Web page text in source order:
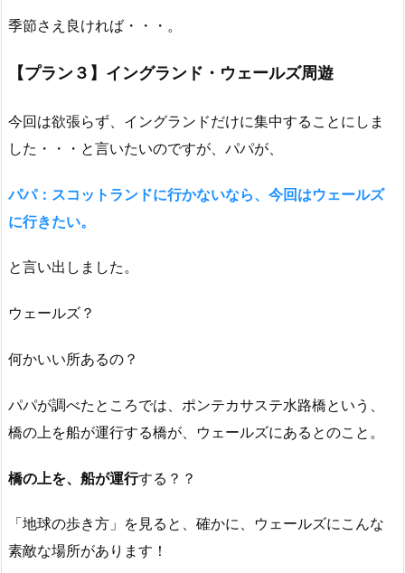
季節さえ良ければ・・・。
【プラン３】イングランド・ウェールズ周遊
今回は欲張らず、イングランドだけに集中することにしま
した・・・と言いたいのですが、パパが、
パパ：スコットランドに行かないなら、今回はウェールズ
に行きたい。
と言い出しました。
ウェールズ？
何かいい所あるの？
パパが調べたところでは、ポンテカサステ水路橋という、
橋の上を船が運行する橋が、ウェールズにあるとのこと。
橋の上を、船が運行する？？
「地球の歩き方」を見ると、確かに、ウェールズにこんな
素敵な場所があります！